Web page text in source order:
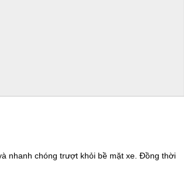
nhanh chóng trượt khỏi bề mặt xe. Đồng thời